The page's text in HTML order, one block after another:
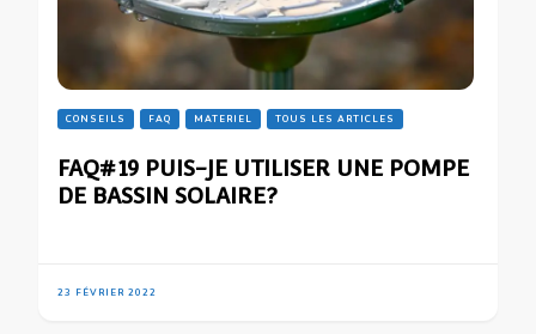
CONSEILS FAQ MATERIEL TOUS LES ARTICLES
FAQ#19 PUIS-JE UTILISER UNE POMPE
DE BASSIN SOLAIRE?
23 FÉVRIER 2022